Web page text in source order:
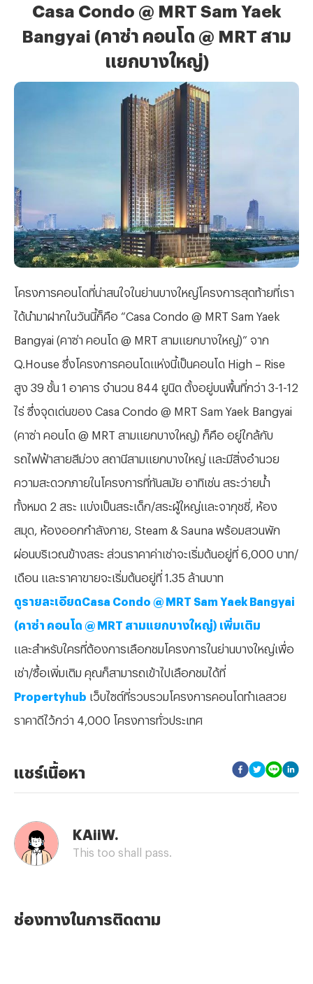
Casa Condo @ MRT Sam Yaek
Bangyai (คาซ่า คอนโด @ MRT สาม
แยกบางใหญ่)
โครงการคอนโดที่น่าสนใจในย่านบางใหญ่โครงการสุดท้ายที่เรา
ได้นำมาฝากในวันนี้ก็คือ “Casa Condo @ MRT Sam Yaek
Bangyai (คาซ่า คอนโด @ MRT สามแยกบางใหญ่)” จาก
Q.House ซึ่งโครงการคอนโดแห่งนี้เป็นคอนโด High – Rise
สูง 39 ชั้น 1 อาคาร จำนวน 844 ยูนิต ตั้งอยู่บนพื้นที่กว่า 3-1-12
ไร่ ซึ่งจุดเด่นของ Casa Condo @ MRT Sam Yaek Bangyai
(คาซ่า คอนโด @ MRT สามแยกบางใหญ่) ก็คือ อยู่ใกล้กับ
รถไฟฟ้าสายสีม่วง สถานีสามแยกบางใหญ่ และมีสิ่งอำนวย
ความสะดวกภายในโครงการที่ทันสมัย อาทิเช่น สระว่ายน้ำ
ทั้งหมด 2 สระ แบ่งเป็นสระเด็ก/สระผู้ใหญ่และจากุชชี่, ห้อง
สมุด, ห้องออกกำลังกาย, Steam & Sauna พร้อมสวนพัก
ผ่อนบริเวณข้างสระ ส่วนราคาค่าเช่าจะเริ่มต้นอยู่ที่ 6,000 บาท/
เดือน และราคาขายจะเริ่มต้นอยู่ที่ 1.35 ล้านบาท
ดูรายละเอียดCasa Condo @ MRT Sam Yaek Bangyai
(คาซ่า คอนโด @ MRT สามแยกบางใหญ่) เพิ่มเติม
และสำหรับใครที่ต้องการเลือกชมโครงการในย่านบางใหญ่เพื่อ
เช่า/ซื้อเพิ่มเติม คุณก็สามารถเข้าไปเลือกชมได้ที่
Propertyhub เว็บไซต์ที่รวบรวมโครงการคอนโดทำเลสวย
ราคาดีไว้กว่า 4,000 โครงการทั่วประเทศ
แชร์เนื้อหา
KAiiW.
This too shall pass.
ช่องทางในการติดตาม